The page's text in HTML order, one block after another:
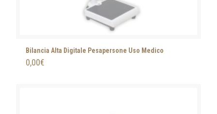
Bilancia Alta Digitale Pesapersone Uso Medico
0,00€